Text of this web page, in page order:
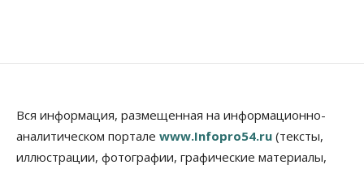
В Новосибирске прошёл митинг
против нового закона о памятниках
07 Августа 2026, 18:00
Вся информация, размещенная на информационно-
аналитическом портале www.Infopro54.ru (тексты,
иллюстрации, фотографии, графические материалы,